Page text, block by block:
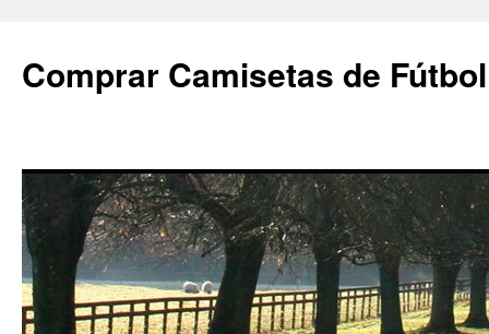
Comprar Camisetas de